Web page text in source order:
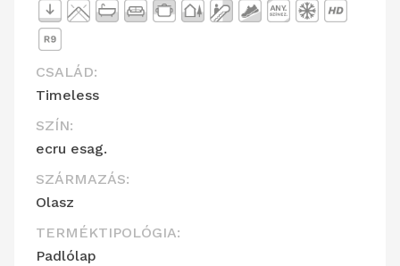
CSALÁD:
Timeless
SZÍN:
ecru esag.
SZÁRMAZÁS:
Olasz
TERMÉKTIPOLÓGIA:
Padlólap